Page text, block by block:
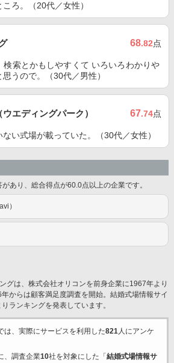
ろ。（20代／女性）
68.82点
検索とかもしやすくて いろいろわかりや
うので。（30代／男性）
エディングパーク） 67.74点
い式場が載っていた。（30代／女性）
あり、総合得点が60.0点以上の企業です。
）
グは、株式会社オリコンを前身企業に1967年より
からは顧客満足度調査を開始。結婚式場情報サイ
ランキングを発表しています。
は、実際にサービスを利用した821人にアンケ
、調査企業10社を対象にした「 結婚式場情報サ